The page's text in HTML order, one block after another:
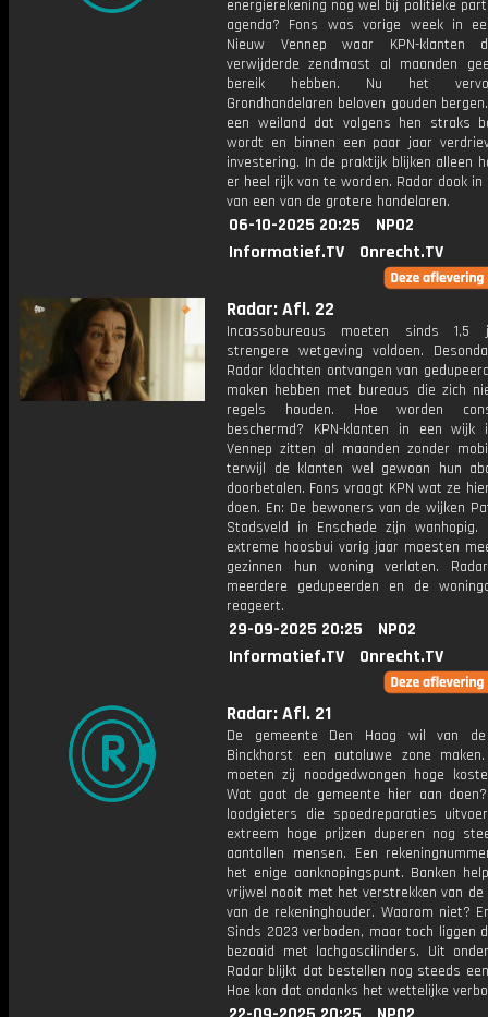
energierekening nog wel bij politieke
agenda? Fons was vorige week in
Nieuw Vennep waar KPN-klanten
verwijderde zendmast al maanden
bereik hebben. Nu het
Grondhandelaren beloven gouden
een weiland dat volgens hen straks
wordt en binnen een paar jaar
investering. In de praktijk blijken alleen
er heel rijk van te worden. Radar dook in
van een van de grotere handelaren.
06-10-2025 20:25
NPO2
Informatief.TV
Onrecht.TV
Radar: Afl. 22
Incassobureaus moeten sinds 1,5
strengere wetgeving voldoen.
Radar klachten ontvangen van
maken hebben met bureaus die zich
regels houden. Hoe worden
beschermd? KPN-klanten in een wijk
Vennep zitten al maanden zonder
terwijl de klanten wel gewoon hun
doorbetalen. Fons vraagt KPN wat ze
doen. En: De bewoners van de wijken
Stadsveld in Enschede zijn wanhopig.
extreme hoosbui vorig jaar moesten
gezinnen hun woning verlaten.
meerdere gedupeerden en de
reageert.
29-09-2025 20:25
NPO2
Informatief.TV
Onrecht.TV
Radar: Afl. 21
De gemeente Den Haag wil van
Binckhorst een autoluwe zone
moeten zij noodgedwongen hoge
Wat gaat de gemeente hier aan
loodgieters die spoedreparaties
extreem hoge prijzen duperen nog
aantallen mensen. Een
het enige aanknopingspunt. Banken
vrijwel nooit met het verstrekken van de
van de rekeninghouder. Waarom niet?
Sinds 2023 verboden, maar toch liggen
bezaaid met lachgascilinders. Uit
Radar blijkt dat bestellen nog steeds
Hoe kan dat ondanks het wettelijke